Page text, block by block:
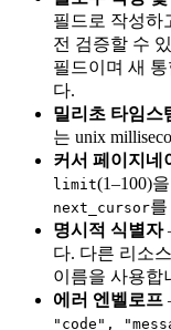
필드로 작성하
전 검증할 수
필드이며 새
다.
밀리초 타임스
는 unix
커서 페이지네
limit(1–100)
next_cursor
명시적 식별자
다. 다른 리소
이름을 사용합
에러 엔벨로프
"code",